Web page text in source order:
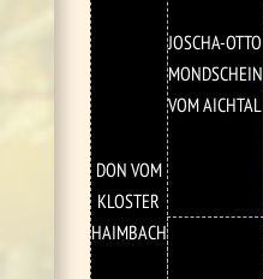
DON VOM
KLOSTER
HAIMBACH
JOSCHA-OTTO
MONDSCHEIN
VOM AICHTAL